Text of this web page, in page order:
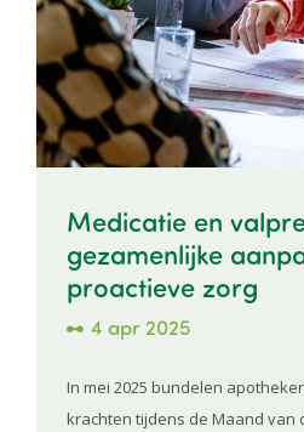
Medicatie en
gezamenlijke
proactieve zorg
4 apr 2025
In mei 2025 bundelen
krachten tijdens de Maand van